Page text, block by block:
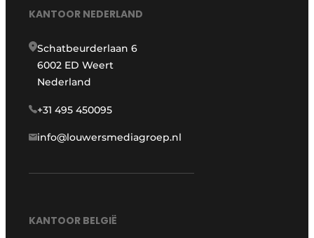
KANTOOR NEDERLAND
Schatbeurderlaan 6
6002 ED Weert
Nederland
+31 495 450095
info@louwersmediagroep.nl
KANTOOR BELGIË